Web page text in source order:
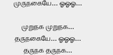
முருநகையே… ஓஓஓ…
முறுநக முறுநக…
தருநகையே… ஓஓஓ…
தருநக தருநக…